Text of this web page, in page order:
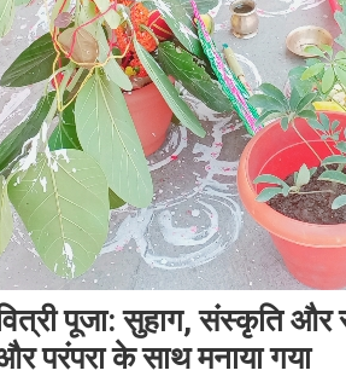
पूजा: सुहाग, संस्कृति और
परंपरा के साथ मनाया गया